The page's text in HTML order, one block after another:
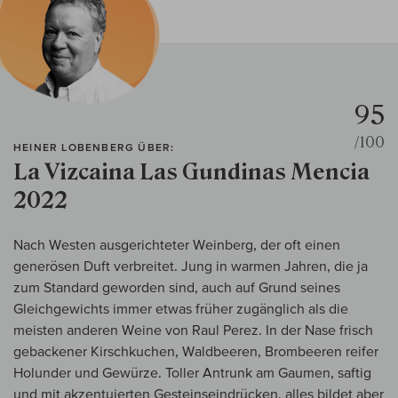
HEINER LOBENBERG ÜBER:
La Vizcaina Las Gundinas Mencia
2022
95
/100
Nach Westen ausgerichteter Weinberg, der oft einen
generösen Duft verbreitet. Jung in warmen Jahren, die ja
zum Standard geworden sind, auch auf Grund seines
Gleichgewichts immer etwas früher zugänglich als die
meisten anderen Weine von Raul Perez. In der Nase frisch
gebackener Kirschkuchen, Waldbeeren, Brombeeren reifer
Holunder und Gewürze. Toller Antrunk am Gaumen, saftig
und mit akzentuierten Gesteinseindrücken, alles bildet aber